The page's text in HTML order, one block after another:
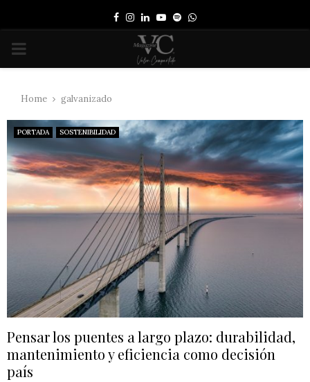
Facebook
Instagram
LinkedinYoutube
SpotifyWhatsapp
PRIMARY
Home galvanizado
PORTADA SOSTENIBILIDAD
Pensar los puentes a largo plazo: durabilidad,
mantenimiento y eficiencia como decisión
país